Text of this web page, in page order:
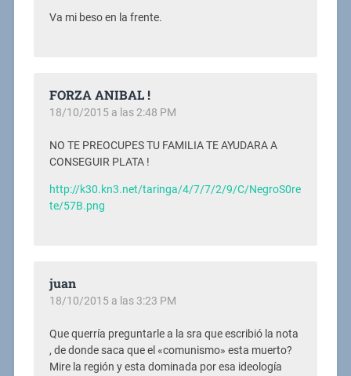
Va mi beso en la frente.
FORZA ANIBAL !
18/10/2015 a las 2:48 PM
NO TE PREOCUPES TU FAMILIA TE AYUDARA A
CONSEGUIR PLATA !
http://k30.kn3.net/taringa/4/7/7/2/9/C/NegroS0re
te/57B.png
juan
18/10/2015 a las 3:23 PM
Que querría preguntarle a la sra que escribió la nota
, de donde saca que el «comunismo» esta muerto?
Mire la región y esta dominada por esa ideología